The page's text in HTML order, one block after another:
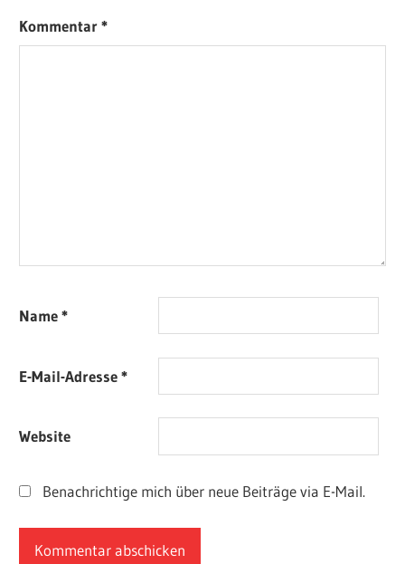
Kommentar*
Name*
E-Mail-Adresse*
Website
Benachrichtige mich über neue Beiträge via E-Mail.